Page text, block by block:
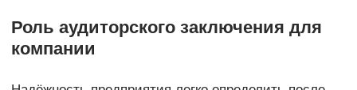
Роль аудиторского заключения для
компании